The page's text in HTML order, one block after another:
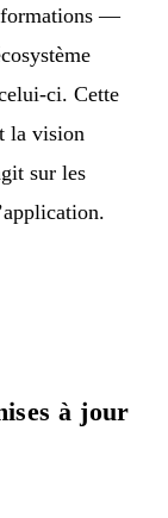
—
ci. Cette
la vision
sur les
à jour